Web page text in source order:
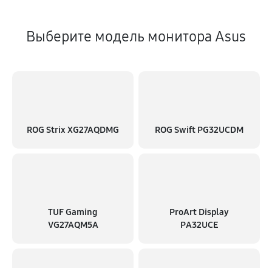
Выберите модель монитора Asus
ROG Strix XG27AQDMG ROG Swift PG32UCDM
TUF Gaming
VG27AQM5A
ProArt Display
PA32UCE